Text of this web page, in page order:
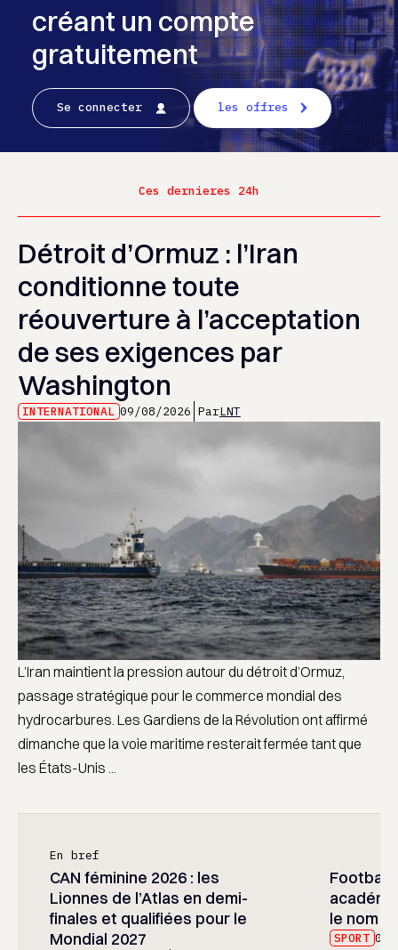
créant un compte
gratuitement
Se connecter les offres
Ces dernieres 24h
Détroit d’Ormuz : l’Iran
conditionne toute
réouverture à l’acceptation
de ses exigences par
Washington
INTERNATIONAL 09/08/2026 ParLNT
L’Iran maintient la pression autour du détroit d’Ormuz,
passage stratégique pour le commerce mondial des
hydrocarbures. Les Gardiens de la Révolution ont affirmé
dimanche que la voie maritime resterait fermée tant que
les États-Unis ...
En bref
CAN féminine 2026 : les
Lionnes de l’Atlas en demi-
finales et qualifiées pour le
Mondial 2027
Football
le nom
SPORT 09/